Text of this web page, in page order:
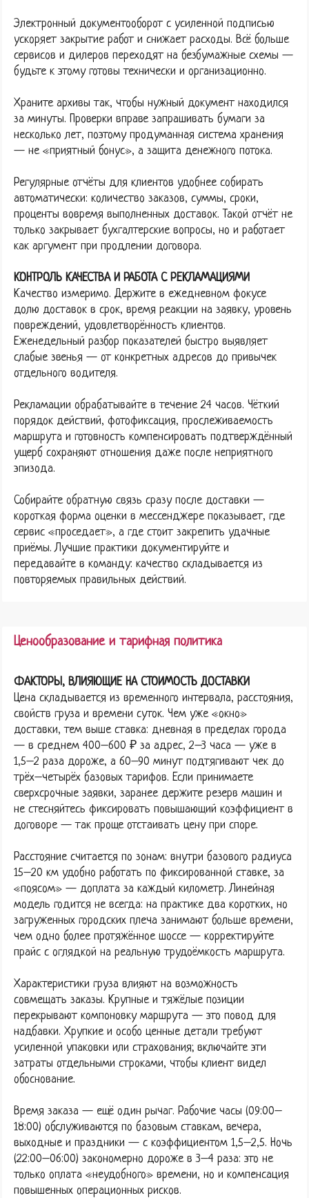
Электронный документооборот с усиленной подписью
ускоряет закрытие работ и снижает расходы. Всё больше
сервисов и дилеров переходят на безбумажные схемы —
будьте к этому готовы технически и организационно.
Храните архивы так, чтобы нужный документ находился
за минуты. Проверки вправе запрашивать бумаги за
несколько лет, поэтому продуманная система хранения
— не «приятный бонус», а защита денежного потока.
Регулярные отчёты для клиентов удобнее собирать
автоматически: количество заказов, суммы, сроки,
проценты вовремя выполненных доставок. Такой отчёт не
только закрывает бухгалтерские вопросы, но и работает
как аргумент при продлении договора.
КОНТРОЛЬ КАЧЕСТВА И РАБОТА С РЕКЛАМАЦИЯМИ
Качество измеримо. Держите в ежедневном фокусе
долю доставок в срок, время реакции на заявку, уровень
повреждений, удовлетворённость клиентов.
Еженедельный разбор показателей быстро выявляет
слабые звенья — от конкретных адресов до привычек
отдельного водителя.
Рекламации обрабатывайте в течение 24 часов. Чёткий
порядок действий, фотофиксация, прослеживаемость
маршрута и готовность компенсировать подтверждённый
ущерб сохраняют отношения даже после неприятного
эпизода.
Собирайте обратную связь сразу после доставки —
короткая форма оценки в мессенджере показывает, где
сервис «проседает», а где стоит закрепить удачные
приёмы. Лучшие практики документируйте и
передавайте в команду: качество складывается из
повторяемых правильных действий.
Ценообразование и тарифная политика
ФАКТОРЫ, ВЛИЯЮЩИЕ НА СТОИМОСТЬ ДОСТАВКИ
Цена складывается из временного интервала, расстояния,
свойств груза и времени суток. Чем уже «окно»
доставки, тем выше ставка: дневная в пределах города
— в среднем 400–600 ₽ за адрес, 2–3 часа — уже в
1,5–2 раза дороже, а 60–90 минут подтягивают чек до
трёх–четырёх базовых тарифов. Если принимаете
сверхсрочные заявки, заранее держите резерв машин и
не стесняйтесь фиксировать повышающий коэффициент в
договоре — так проще отстаивать цену при споре.
Расстояние считается по зонам: внутри базового радиуса
15–20 км удобно работать по фиксированной ставке, за
«поясом» — доплата за каждый километр. Линейная
модель годится не всегда: на практике два коротких, но
загруженных городских плеча занимают больше времени,
чем одно более протяжённое шоссе — корректируйте
прайс с оглядкой на реальную трудоёмкость маршрута.
Характеристики груза влияют на возможность
совмещать заказы. Крупные и тяжёлые позиции
перекрывают компоновку маршрута — это повод для
надбавки. Хрупкие и особо ценные детали требуют
усиленной упаковки или страхования; включайте эти
затраты отдельными строками, чтобы клиент видел
обоснование.
Время заказа — ещё один рычаг. Рабочие часы (09:00–
18:00) обслуживаются по базовым ставкам, вечера,
выходные и праздники — с коэффициентом 1,5–2,5. Ночь
(22:00–06:00) закономерно дороже в 3–4 раза: это не
только оплата «неудобного» времени, но и компенсация
повышенных операционных рисков.